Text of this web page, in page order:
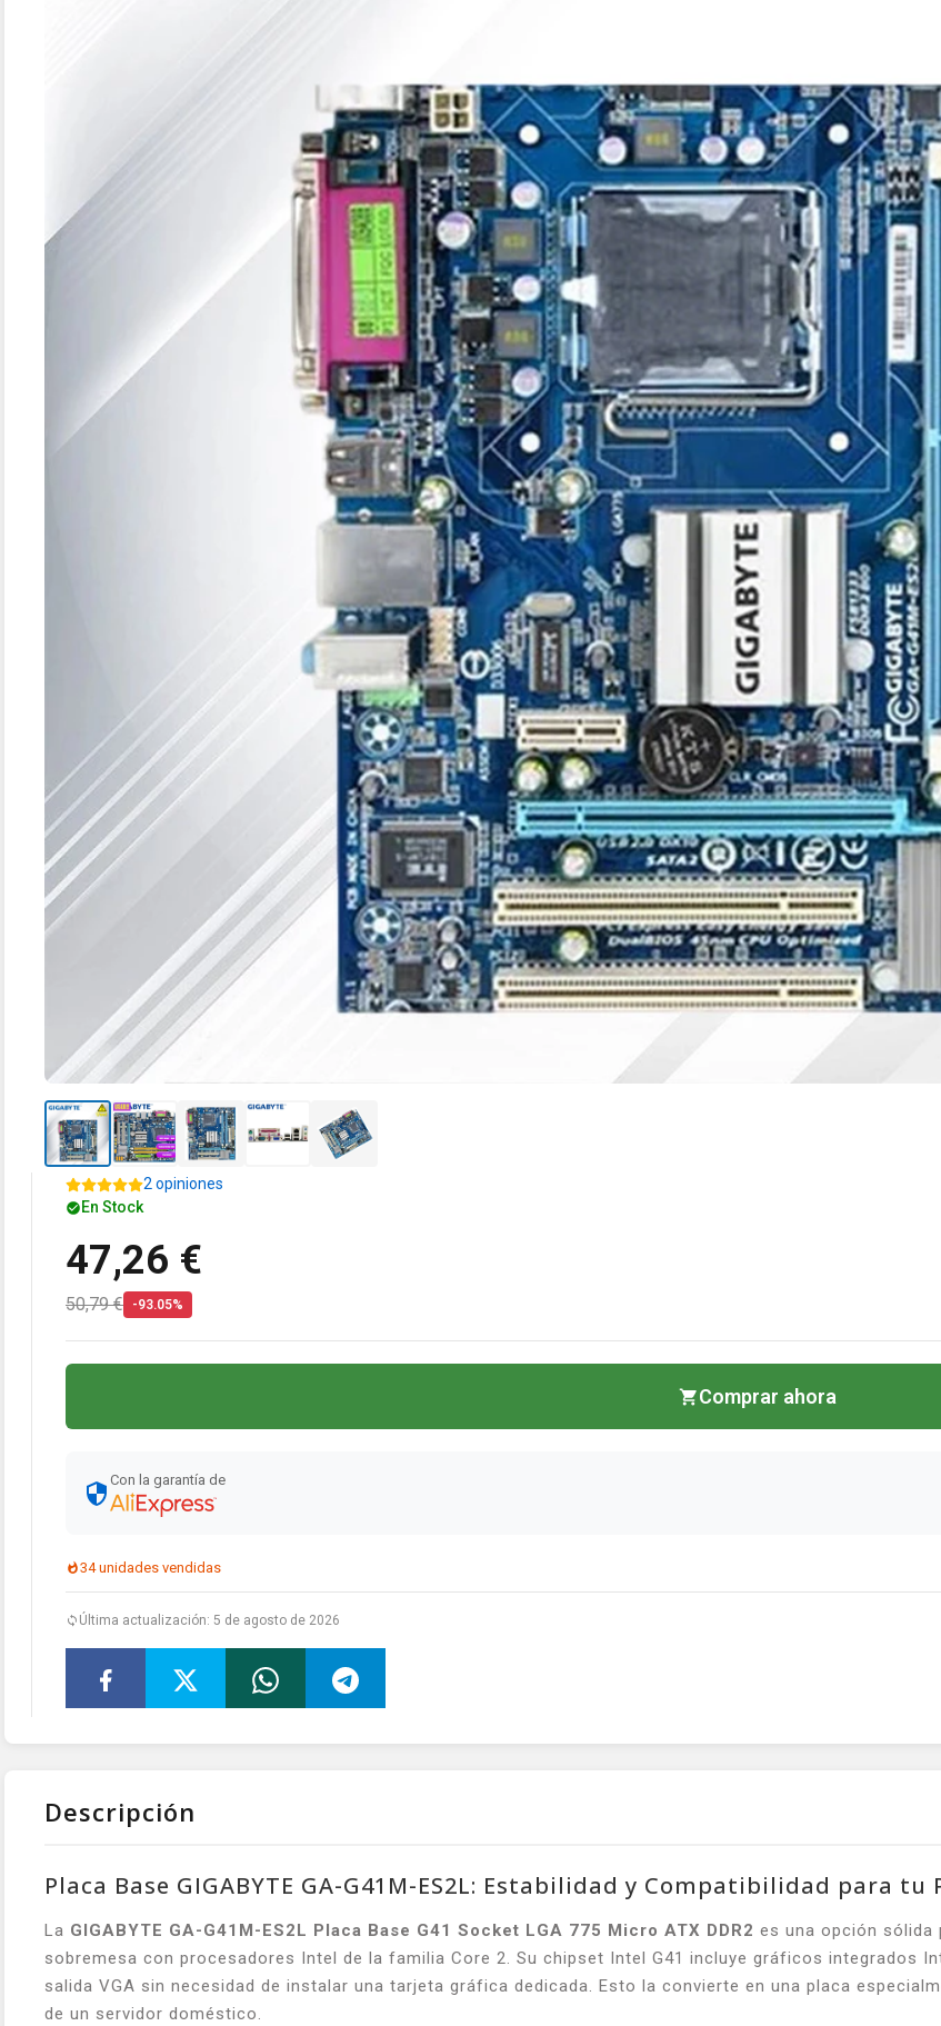
2 opiniones
En Stock
47,26 €
50,79 € -93.05%
Comprar ahora
Con la garantía de
34 unidades vendidas
Última actualización: 5 de agosto de 2026
Descripción
Placa Base GIGABYTE GA-G41M-ES2L: Estabilidad y Compatibilidad para tu
La GIGABYTE GA-G41M-ES2L Placa Base G41 Socket LGA 775 Micro ATX DDR2 es una opción sólida
sobremesa con procesadores Intel de la familia Core 2. Su chipset Intel G41 incluye gráficos integrados
salida VGA sin necesidad de instalar una tarjeta gráfica dedicada. Esto la convierte en una placa
de un servidor doméstico.